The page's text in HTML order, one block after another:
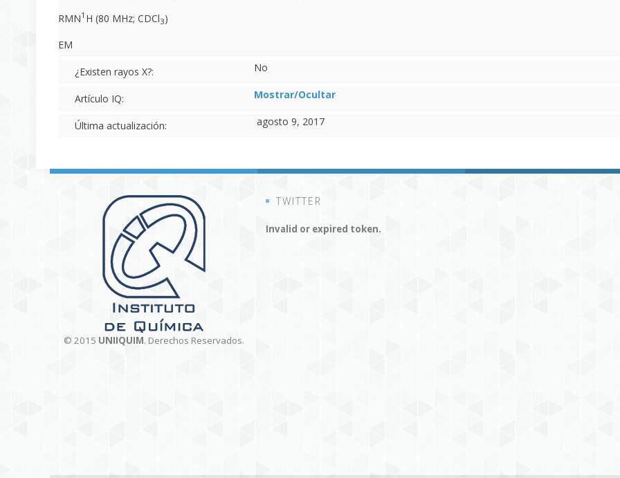
RMN1 H (80 MHz; CDCl3)
EM
¿Existen rayos X?: No
Artículo IQ: Mostrar/Ocultar
Última actualización: agosto 9, 2017
© 2015 UNIIQUIM. Derechos Reservados.
TWITTER
Invalid or expired token.